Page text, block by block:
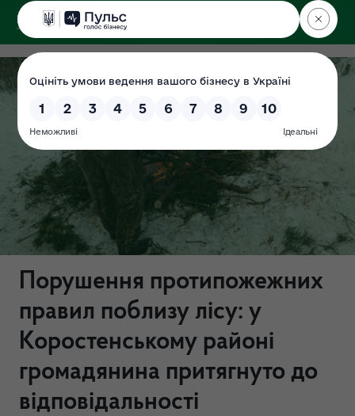
ДЕРЖЕКОІНСПЕКЦІЯ
Поліського округу
Порушення протипожежних
правил поблизу лісу: у
Коростенському районі
громадянина притягнуто до
відповідальності